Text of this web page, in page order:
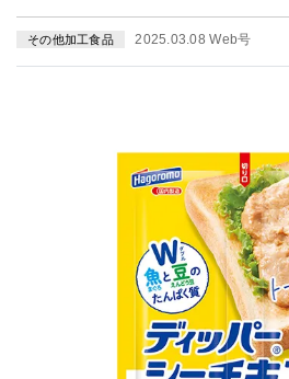
その他加工食品 2025.03.08 Web号